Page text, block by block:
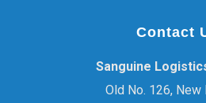
Contact
Sanguine
Old No. 126, New